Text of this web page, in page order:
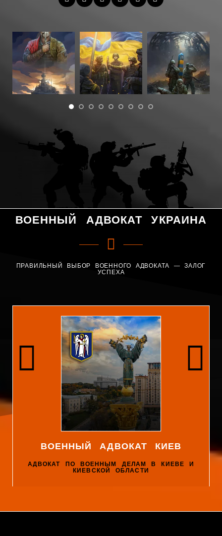
ВОЕННЫЙ АДВОКАТ УКРАИНА
ПРАВИЛЬНЫЙ ВЫБОР ВОЕННОГО АДВОКАТА — ЗАЛОГ
УСПЕХА
ВОЕННЫЙ АДВОКАТ КИЕВ
АДВОКАТ ПО ВОЕННЫМ ДЕЛАМ В КИЕВЕ И
КИЕВСКОЙ ОБЛАСТИ